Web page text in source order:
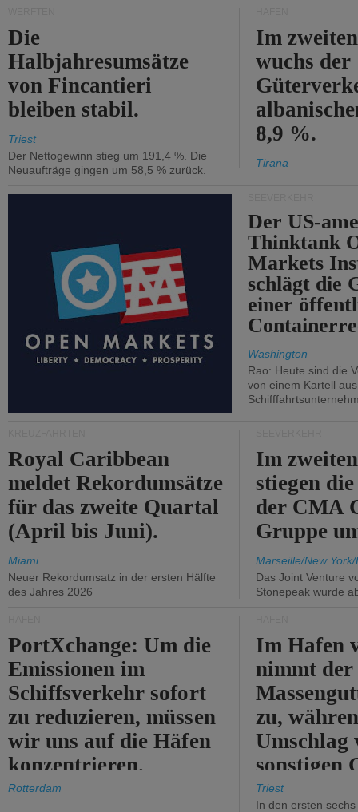
Die
Halbjahresumsätze
von Fincantieri
bleiben stabil.
Triest
Der Nettogewinn stieg um 191,4 %. Die
Neuaufträge gingen um 58,5 % zurück.
Im
wuchs der
8,9 %.
Tirana
Der US-
Thinktank
Markets
schlägt die
einer
Washington
Rao: Heute sind die
von einem Kartell
Royal Caribbean
meldet Rekordumsätze
für das zweite Quartal
(April bis Juni).
Miami
Neuer Rekordumsatz in der ersten Hälfte
des Jahres 2026
Im
stiegen
der CMA
Gruppe
Marseille/New
Das Joint Venture
Stonepeak wurde
PortXchange: Um die
Emissionen im
Schiffsverkehr sofort
zu reduzieren, müssen
wir uns auf die Häfen
konzentrieren.
Rotterdam
Im Hafen
nimmt der
zu,
Umschlag
sonstigen
abnimmt.
Triest
In den ersten